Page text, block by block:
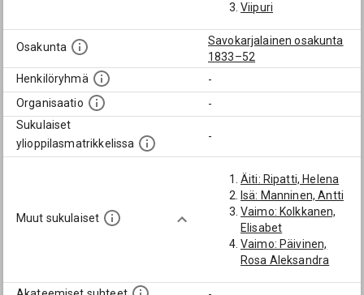
Viipuri
Osakunta
Savokarjalainen osakunta
1833–52
Henkilöryhmä
-
Organisaatio
-
Sukulaiset
ylioppilasmatrikkelissa
-
Muut sukulaiset
Äiti: Ripatti, Helena
Isä: Manninen, Antti
Vaimo: Kolkkanen,
Elisabet
Vaimo: Päivinen,
Rosa Aleksandra